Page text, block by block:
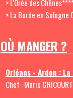
> L'Orée des
> La Borde en
OÙ MANGER ?
Orléans - Ardon :
Chef : Marie GRICOURT